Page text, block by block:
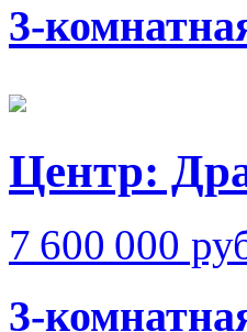
3-
Центр:
7 600 000
3-